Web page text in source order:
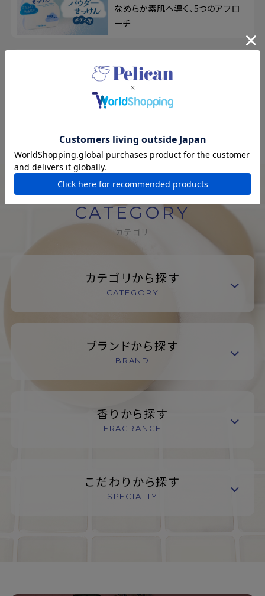
なめらか素肌へ導く、5つのアプロ
ーチ
100人のユーザーの意見を取り入れ
て開発！メイクも落とせる、洗顔せっ
けん＆洗顔ブラシ
CATEGORY
カテゴリ
カテゴリから探す
CATEGORY
ブランドから探す
BRAND
香りから探す
FRAGRANCE
こだわりから探す
SPECIALTY